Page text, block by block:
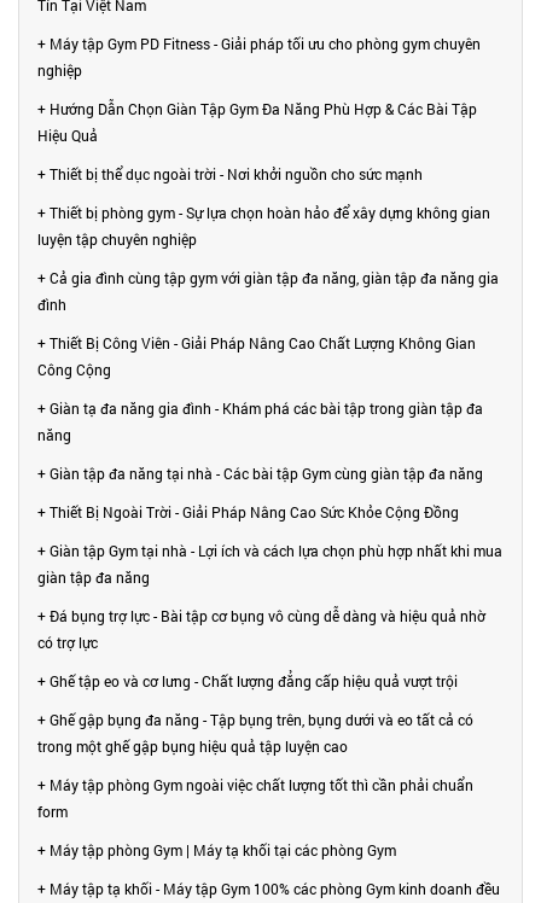
Tín Tại Việt Nam
+ Máy tập Gym PD Fitness - Giải pháp tối ưu cho phòng gym chuyên
nghiệp
+ Hướng Dẫn Chọn Giàn Tập Gym Đa Năng Phù Hợp & Các Bài Tập
Hiệu Quả
+ Thiết bị thể dục ngoài trời - Nơi khởi nguồn cho sức mạnh
+ Thiết bị phòng gym - Sự lựa chọn hoàn hảo để xây dựng không gian
luyện tập chuyên nghiệp
+ Cả gia đình cùng tập gym với giàn tập đa năng, giàn tập đa năng gia
đình
+ Thiết Bị Công Viên - Giải Pháp Nâng Cao Chất Lượng Không Gian
Công Cộng
+ Giàn tạ đa năng gia đình - Khám phá các bài tập trong giàn tập đa
năng
+ Giàn tập đa năng tại nhà - Các bài tập Gym cùng giàn tập đa năng
+ Thiết Bị Ngoài Trời - Giải Pháp Nâng Cao Sức Khỏe Cộng Đồng
+ Giàn tập Gym tại nhà - Lợi ích và cách lựa chọn phù hợp nhất khi mua
giàn tập đa năng
+ Đá bụng trợ lực - Bài tập cơ bụng vô cùng dễ dàng và hiệu quả nhờ
có trợ lực
+ Ghế tập eo và cơ lưng - Chất lượng đẳng cấp hiệu quả vượt trội
+ Ghế gập bụng đa năng - Tập bụng trên, bụng dưới và eo tất cả có
trong một ghế gập bụng hiệu quả tập luyện cao
+ Máy tập phòng Gym ngoài việc chất lượng tốt thì cần phải chuẩn
form
+ Máy tập phòng Gym | Máy tạ khối tại các phòng Gym
+ Máy tập tạ khối - Máy tập Gym 100% các phòng Gym kinh doanh đều